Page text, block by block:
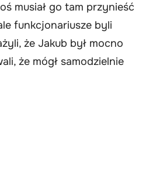
musiał go tam przynieść
funkcjonariusze byli
że Jakub był mocno
że mógł samodzielnie